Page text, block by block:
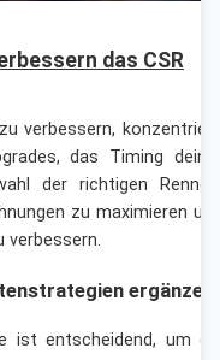
das CSR
verbessern,
das Timing
der richtigen
zu maximieren
verbessern.
ergänzen
ist entscheidend, um